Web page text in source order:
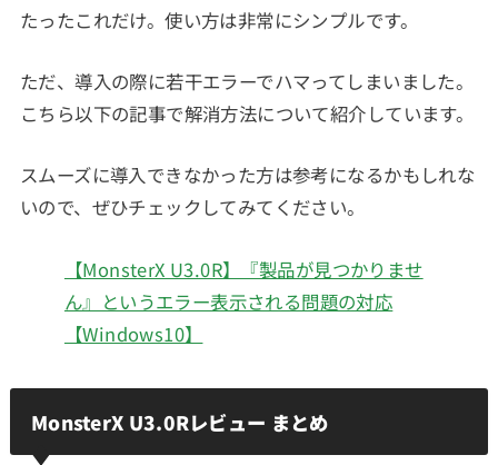
たったこれだけ。使い方は非常にシンプルです。
ただ、導入の際に若干エラーでハマってしまいました。
こちら以下の記事で解消方法について紹介しています。
スムーズに導入できなかった方は参考になるかもしれな
いので、ぜひチェックしてみてください。
【MonsterX U3.0R】『製品が見つかりませ
ん』というエラー表示される問題の対応
【Windows10】
MonsterX U3.0Rレビュー まとめ